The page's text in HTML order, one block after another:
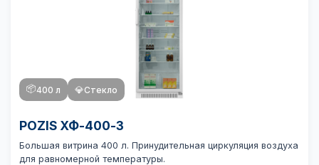
📦400 л 💎Стекло
POZIS ХФ-400-3
Большая витрина 400 л. Принудительная циркуляция воздуха
для равномерной температуры.